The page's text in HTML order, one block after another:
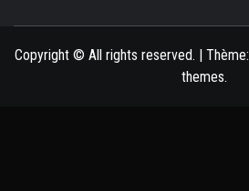
Copyright © All rights reserved. Thème:
themes.